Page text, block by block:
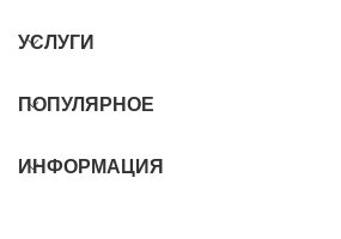
УСЛУГИ
ПОПУЛЯРНОЕ
ИНФОРМАЦИЯ